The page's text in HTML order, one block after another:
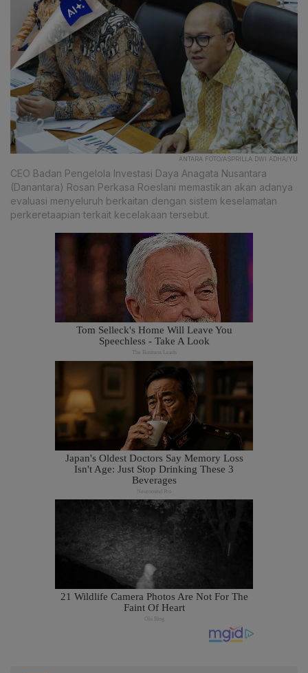
ANTARA FOTO/ASPRILLA DWI ADHA/YU
CEO Badan Pengelola Investasi Daya Anagata Nusantara
(Danantara) Rosan Perkasa Roeslani memastikan akan adanya
evaluasi menyeluruh berkaitan dengan sistem keselamatan
perkeretaapian terkait kecelakaan tersebut.